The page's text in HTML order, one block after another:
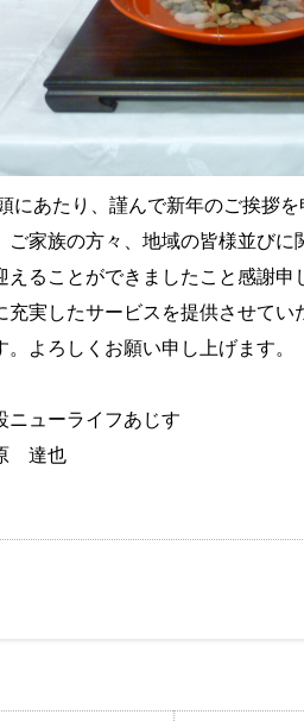
にあたり、謹んで新年のご挨拶を
ご家族の方々、地域の皆様並び
えることができましたこと感謝申
充実したサービスを提供させて
。よろしくお願い申し上げます。
ニューライフあじす
達也